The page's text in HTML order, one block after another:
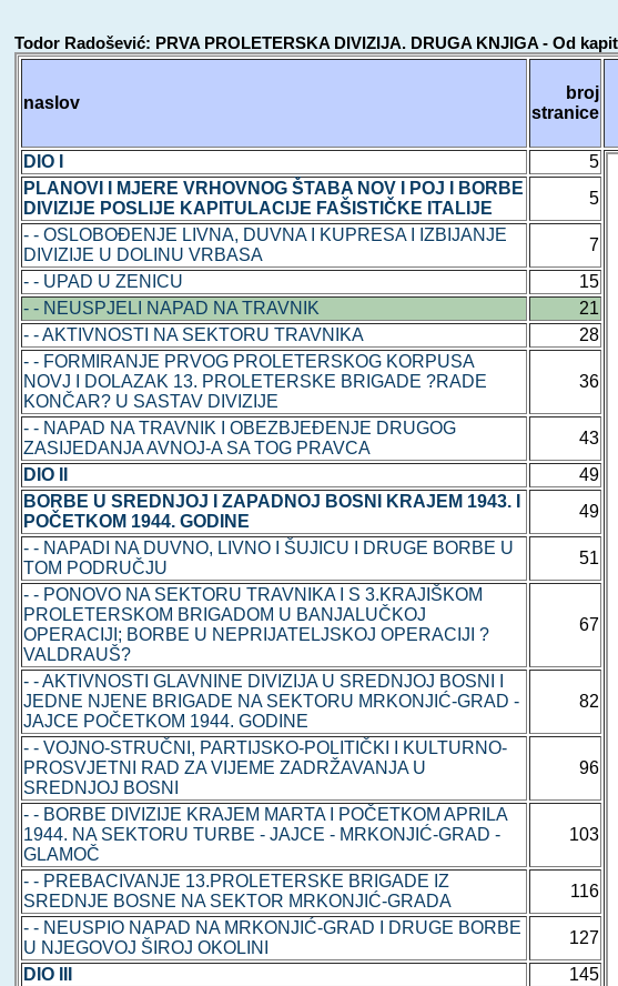
Todor Radošević: PRVA PROLETERSKA DIVIZIJA. DRUGA KNJIGA - Od
naslov
broj
stranice
DIO I
5
PLANOVI I MJERE VRHOVNOG ŠTABA NOV I POJ I BORBE
DIVIZIJE POSLIJE KAPITULACIJE FAŠISTIČKE ITALIJE
5
- - OSLOBOĐENJE LIVNA, DUVNA I KUPRESA I IZBIJANJE
DIVIZIJE U DOLINU VRBASA
7
- - UPAD U ZENICU
15
- - NEUSPJELI NAPAD NA TRAVNIK
21
- - AKTIVNOSTI NA SEKTORU TRAVNIKA
28
- - FORMIRANJE PRVOG PROLETERSKOG KORPUSA
NOVJ I DOLAZAK 13. PROLETERSKE BRIGADE ?RADE
KONČAR? U SASTAV DIVIZIJE
36
- - NAPAD NA TRAVNIK I OBEZBJEĐENJE DRUGOG
ZASIJEDANJA AVNOJ-A SA TOG PRAVCA
43
DIO II
49
BORBE U SREDNJOJ I ZAPADNOJ BOSNI KRAJEM 1943. I
POČETKOM 1944. GODINE
49
- - NAPADI NA DUVNO, LIVNO I ŠUJICU I DRUGE BORBE U
TOM PODRUČJU
51
- - PONOVO NA SEKTORU TRAVNIKA I S 3.KRAJIŠKOM
PROLETERSKOM BRIGADOM U BANJALUČKOJ
OPERACIJI; BORBE U NEPRIJATELJSKOJ OPERACIJI ?
VALDRAUŠ?
67
- - AKTIVNOSTI GLAVNINE DIVIZIJA U SREDNJOJ BOSNI I
JEDNE NJENE BRIGADE NA SEKTORU MRKONJIĆ-GRAD -
JAJCE POČETKOM 1944. GODINE
82
- - VOJNO-STRUČNI, PARTIJSKO-POLITIČKI I KULTURNO-
PROSVJETNI RAD ZA VIJEME ZADRŽAVANJA U
SREDNJOJ BOSNI
96
- - BORBE DIVIZIJE KRAJEM MARTA I POČETKOM APRILA
1944. NA SEKTORU TURBE - JAJCE - MRKONJIĆ-GRAD -
GLAMOČ
103
- - PREBACIVANJE 13.PROLETERSKE BRIGADE IZ
SREDNJE BOSNE NA SEKTOR MRKONJIĆ-GRADA
116
- - NEUSPIO NAPAD NA MRKONJIĆ-GRAD I DRUGE BORBE
U NJEGOVOJ ŠIROJ OKOLINI
127
DIO III
145